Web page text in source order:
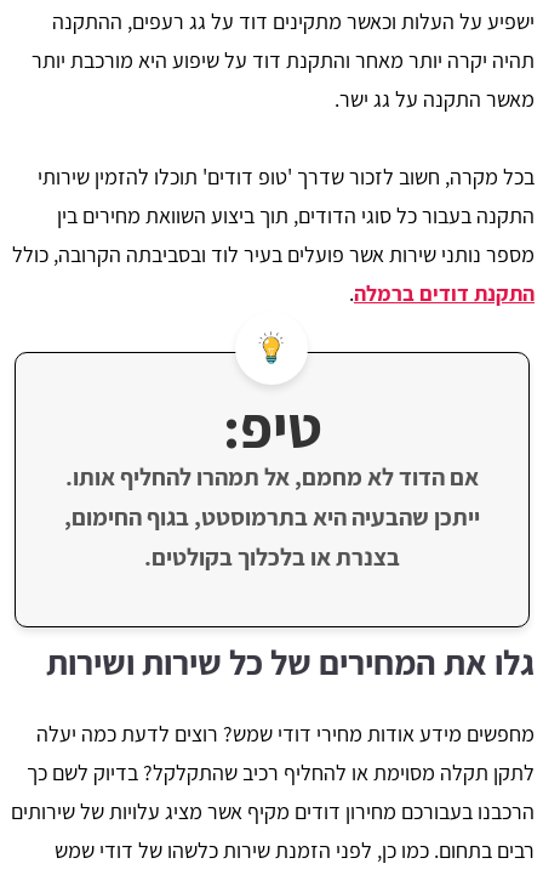
ישפיע על העלות וכאשר מתקינים דוד על גג רעפים, ההתקנה
תהיה יקרה יותר מאחר והתקנת דוד על שיפוע היא מורכבת יותר
מאשר התקנה על גג ישר.
בכל מקרה, חשוב לזכור שדרך 'טופ דודים' תוכלו להזמין שירותי
התקנה בעבור כל סוגי הדודים, תוך ביצוע השוואת מחירים בין
מספר נותני שירות אשר פועלים בעיר לוד ובסביבתה הקרובה, כולל
התקנת דודים ברמלה.
טיפ:
אם הדוד לא מחמם, אל תמהרו להחליף אותו.
ייתכן שהבעיה היא בתרמוסטט, בגוף החימום,
בצנרת או בלכלוך בקולטים.
גלו את המחירים של כל שירות ושירות
מחפשים מידע אודות מחירי דודי שמש? רוצים לדעת כמה יעלה
לתקן תקלה מסוימת או להחליף רכיב שהתקלקל? בדיוק לשם כך
הרכבנו בעבורכם מחירון דודים מקיף אשר מציג עלויות של שירותים
רבים בתחום. כמו כן, לפני הזמנת שירות כלשהו של דודי שמש